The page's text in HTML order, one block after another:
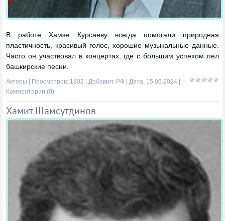
В работе Хамзе Курсаеву всегда помогали природная
пластичность, красивый голос, хорошие музыкальные данные.
Часто он участвовал в концертах, где с большим успехом пел
башкирские песни.
Актеры | Просмотров: 1802 | Добавил: РФ | Дата: 15.06.2024
Комментарии (0)
Хамит Шамсутдинов